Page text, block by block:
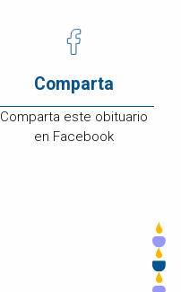
Comparta
Comparta este obituario
en Facebook